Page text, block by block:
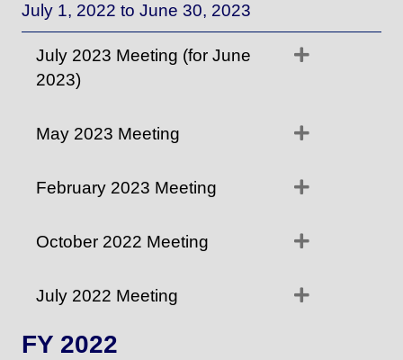
July 1, 2022 to June 30, 2023
July 2023 Meeting (for June
2023)
Expand
May 2023 Meeting Expand
February 2023 Meeting Expand
October 2022 Meeting Expand
July 2022 Meeting Expand
FY 2022